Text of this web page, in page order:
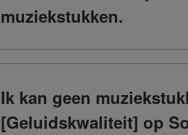
muziekstukken.
Ik kan geen
[Geluidskwaliteit] op